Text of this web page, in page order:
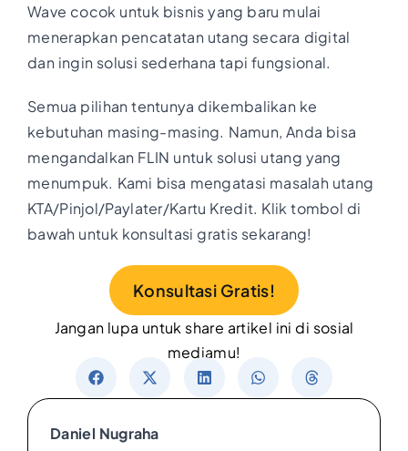
Wave cocok untuk bisnis yang baru mulai
menerapkan pencatatan utang secara digital
dan ingin solusi sederhana tapi fungsional.
Semua pilihan tentunya dikembalikan ke
kebutuhan masing-masing. Namun, Anda bisa
mengandalkan FLIN untuk solusi utang yang
menumpuk. Kami bisa mengatasi masalah utang
KTA/Pinjol/Paylater/Kartu Kredit. Klik tombol di
bawah untuk konsultasi gratis sekarang!
Konsultasi Gratis!
Jangan lupa untuk share artikel ini di sosial
mediamu!
Daniel Nugraha